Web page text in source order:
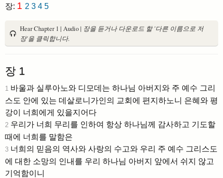
장: 1 2 3 4 5
Hear Chapter 1 | Audio | 장을 듣거나 다운로드 할 '다른 이름으로 저
장'을 클릭합니다.
장 1
1 바울과 실루아노와 디모데는 하나님 아버지와 주 예수 그리
스도 안에 있는 데살로니가인의 교회에 편지하노니 은혜와 평
강이 너희에게 있을지어다
2 우리가 너희 무리를 인하여 항상 하나님께 감사하고 기도할
때에 너희를 말함은
3 너희의 믿음의 역사와 사랑의 수고와 우리 주 예수 그리스도
에 대한 소망의 인내를 우리 하나님 아버지 앞에서 쉬지 않고
기억함이니